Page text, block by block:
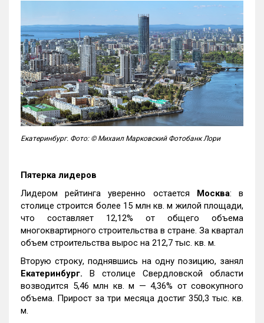
Екатеринбург. Фото: © Михаил Марковский Фотобанк Лори
Пятерка лидеров
Лидером рейтинга уверенно остается Москва: в
столице строится более 15 млн кв. м жилой площади,
что составляет 12,12% от общего объема
многоквартирного строительства в стране. За квартал
объем строительства вырос на 212,7 тыс. кв. м.
Вторую строку, поднявшись на одну позицию, занял
Екатеринбург. В столице Свердловской области
возводится 5,46 млн кв. м — 4,36% от совокупного
объема. Прирост за три месяца достиг 350,3 тыс. кв.
м.